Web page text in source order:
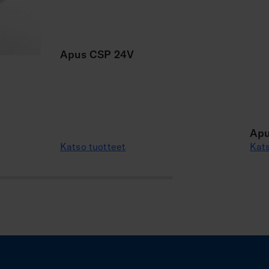
Apus CSP 24V
Katso tuotteet